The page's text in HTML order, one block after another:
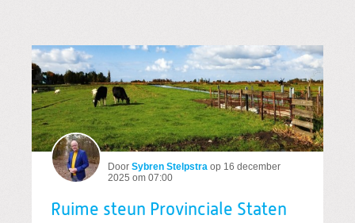
Door Sybren Stelpstra op 16 december
2025 om 07:00
Ruime steun Provinciale Staten